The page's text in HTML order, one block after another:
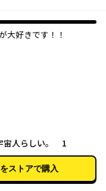
大好きです！！
んて言い出した！！
☆彡https://comic.pixiv.
月27日
宙人らしい。 1
ストアで購入